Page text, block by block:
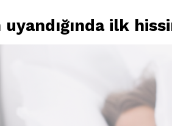
uyandığında ilk